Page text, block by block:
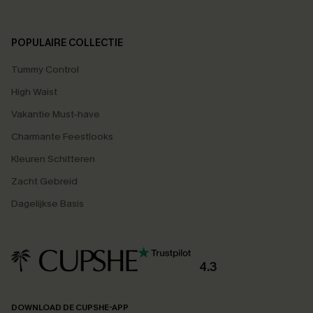
POPULAIRE COLLECTIE
Tummy Control
High Waist
Vakantie Must-have
Charmante Feestlooks
Kleuren Schitteren
Zacht Gebreid
Dagelijkse Basis
4.3
DOWNLOAD DE CUPSHE-APP